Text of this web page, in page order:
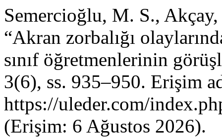
Semercioğlu, M. S.,
“Akran zorbalığı
sınıf öğretmenlerinin
3(6), ss. 935–950. Erişim
https://uleder.com/
(Erişim: 6 Ağustos 2026).